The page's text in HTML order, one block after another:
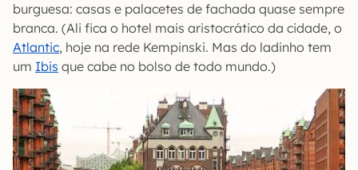
burguesa: casas e palacetes de fachada quase sempre
branca. (Ali fica o hotel mais aristocrático da cidade, o
Atlantic, hoje na rede Kempinski. Mas do ladinho tem
um Ibis que cabe no bolso de todo mundo.)